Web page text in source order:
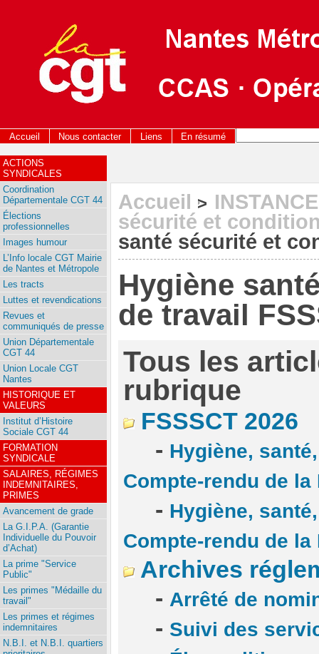
Accueil Nous contacter Liens En résumé
Accueil >
sécurité et
santé sécurité et
Hygiène
de travail
Tous les
rubrique
FSSSCT 2026
- Hygiène,
Compte-rendu de la
- Hygiène,
Compte-rendu de la
Archives
- Arrêté de
- Suivi des
ACTIONS
SYNDICALES
Coordination
Départementale CGT 44
Élections
professionnelles
Images humour
L’Info locale CGT Mairie
de Nantes et Métropole
Les tracts
Luttes et revendications
Revues et
communiqués de presse
Union Départementale
CGT 44
Union Locale CGT
Nantes
HISTORIQUE ET
VALEURS
Institut d’Histoire
Sociale CGT 44
FORMATION
SYNDICALE
SALAIRES, RÉGIMES
INDEMNITAIRES,
PRIMES
Avancement de grade
La G.I.P.A. (Garantie
Individuelle du Pouvoir
d’Achat)
La prime "Service
Public"
Les primes "Médaille du
travail"
Les primes et régimes
indemnitaires
N.B.I. et N.B.I. quartiers